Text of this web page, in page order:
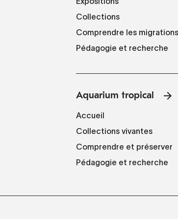
Collections
Comprendre les migrations
Pédagogie et recherche
Aquarium tropical
Accueil
Collections vivantes
Comprendre et préserver
Pédagogie et recherche